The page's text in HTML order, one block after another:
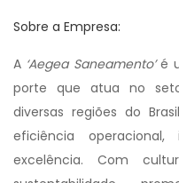
Sobre a Empresa:
A ‘Aegea Saneamento’é
porte que atua no
diversas regiões do
eficiência
excelência. Com